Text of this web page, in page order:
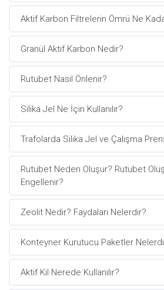
Aktif Karbon Filtrelerin Ömrü Ne
Granül Aktif Karbon Nedir?
Rutubet Nasıl Önlenir?
Silika Jel Ne İçin Kullanılır?
Trafolarda Silika Jel ve Çalışma
Rutubet Neden Oluşur? Rutubet
Engellenir?
Zeolit Nedir? Faydaları Nelerdir?
Konteyner Kurutucu Paketler
Aktif Kil Nerede Kullanılır?